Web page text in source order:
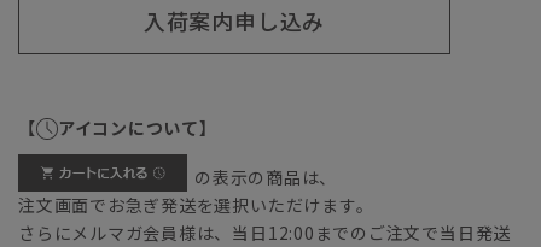
入荷案内申し込み
【 アイコンについて】
の表示の商品は、
注文画面でお急ぎ発送を選択いただけます。
さらにメルマガ会員様は、当日12:00までのご注文で当日発送